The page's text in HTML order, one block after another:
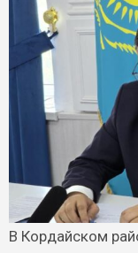
В Кордайском районе состоялось выездное